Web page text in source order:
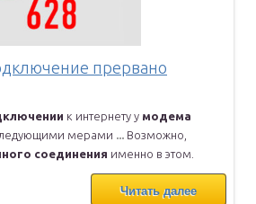
прервано
к интернету у модема
мерами ... Возможно,
соединения именно в этом.
Читать далее